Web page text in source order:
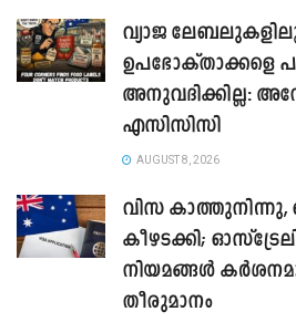
വ്യാജ
ഉപഭോക്താക്കളെ
അനുവദിക്കില്ല:
എസിസിസി
AUGUST 8, 2026
വിസ കാത്തുനിന്നു,
കീഴടക്കി;
നിയമങ്ങൾ
തീരുമാനം